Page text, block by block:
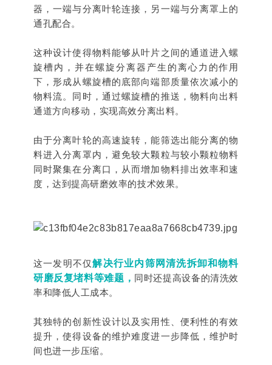
器，一端与分离叶轮连接，另一端与分离罩上的
通孔配合。
这种设计使得物料能够从叶片之间的通道进入螺
旋槽内，并在螺旋分离器产生的离心力的作用
下，形成从螺旋槽的底部向端部质量依次减小的
物料流。同时，通过螺旋槽的推送，物料向出料
通道方向移动，实现高效分离出料。
由于分离叶轮的高速旋转，能筛选出能分离的物
料进入分离罩内，避免较大颗粒与较小颗粒物料
同时聚集在分离口，从而增加物料排出效率和速
度，达到提高研磨效率的技术效果。
这一发明不仅解决行业内筛网清洗拆卸和物料
研磨反复堵料等难题， 同时还提高设备的清洗效
率和降低人工成本。
其独特的创新性设计以及实用性、便利性的有效
提升，使得设备的维护难度进一步降低，维护时
间也进一步压缩。